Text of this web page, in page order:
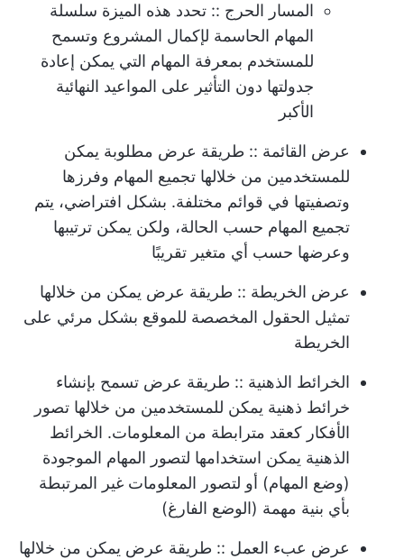
المسار الحرج :: تحدد هذه الميزة سلسلة
المهام الحاسمة لإكمال المشروع وتسمح
للمستخدم بمعرفة المهام التي يمكن إعادة
جدولتها دون التأثير على المواعيد النهائية
الأكبر
عرض القائمة :: طريقة عرض مطلوبة يمكن
للمستخدمين من خلالها تجميع المهام وفرزها
وتصفيتها في قوائم مختلفة. بشكل افتراضي، يتم
تجميع المهام حسب الحالة، ولكن يمكن ترتيبها
وعرضها حسب أي متغير تقريبًا
عرض الخريطة :: طريقة عرض يمكن من خلالها
تمثيل الحقول المخصصة للموقع بشكل مرئي على
الخريطة
الخرائط الذهنية :: طريقة عرض تسمح بإنشاء
خرائط ذهنية يمكن للمستخدمين من خلالها تصور
الأفكار كعقد مترابطة من المعلومات. الخرائط
الذهنية يمكن استخدامها لتصور المهام الموجودة
(وضع المهام) أو لتصور المعلومات غير المرتبطة
بأي بنية مهمة (الوضع الفارغ)
عرض عبء العمل :: طريقة عرض يمكن من خلالها